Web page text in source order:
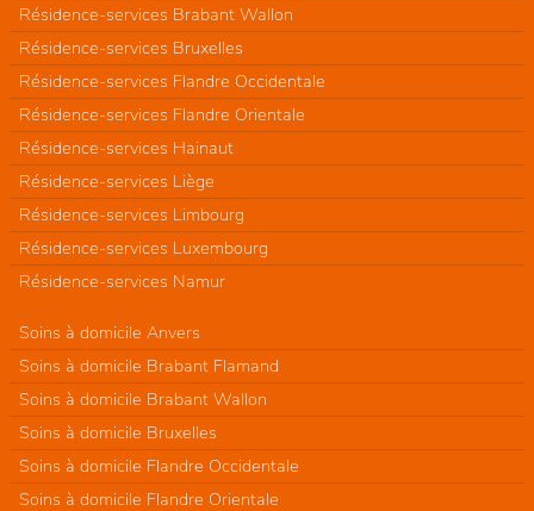
Résidence-services Brabant Wallon
Résidence-services Bruxelles
Résidence-services Flandre Occidentale
Résidence-services Flandre Orientale
Résidence-services Hainaut
Résidence-services Liège
Résidence-services Limbourg
Résidence-services Luxembourg
Résidence-services Namur
Soins à domicile Anvers
Soins à domicile Brabant Flamand
Soins à domicile Brabant Wallon
Soins à domicile Bruxelles
Soins à domicile Flandre Occidentale
Soins à domicile Flandre Orientale